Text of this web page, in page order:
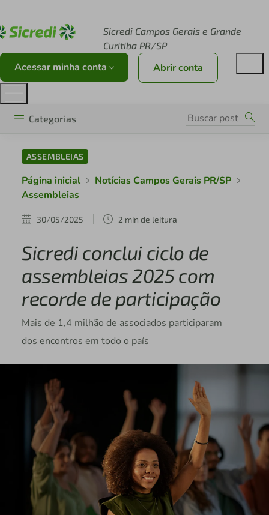
Sicredi Campos Gerais e Grande
Curitiba PR/SP
Acessar minha conta Abrir conta
Categorias
ASSEMBLEIAS
Página inicial
Notícias Campos Gerais PR/SP
Assembleias
30/05/2025 2 min de leitura
Sicredi conclui ciclo de
assembleias 2025 com
recorde de participação
Mais de 1,4 milhão de associados participaram
dos encontros em todo o país